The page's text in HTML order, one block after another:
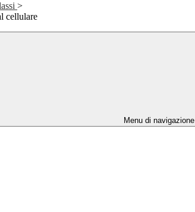
>
cellulare
Menu di navigazione